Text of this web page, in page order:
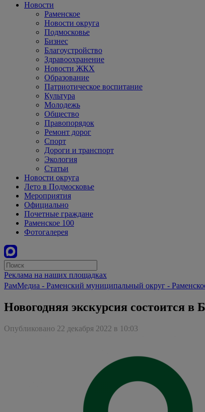
Новости
Раменское
Новости округа
Подмосковье
Бизнес
Благоустройство
Здравоохранение
Новости ЖКХ
Образование
Патриотическое воспитание
Культура
Молодежь
Общество
Правопорядок
Ремонт дорог
Спорт
Дороги и транспорт
Экология
Статьи
Новости округа
Лето в Подмосковье
Мероприятия
Официально
Почетные граждане
Раменское 100
Фотогалерея
Реклама на наших площадках
РамМедиа - Раменский муниципальный округ -
Новогодняя экскурсия состоится в
Опубликовано 22 декабря 2022 в 10:03